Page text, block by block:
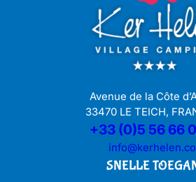
Avenue de la Côte
33470 LE TEICH,
+33 (0)5 56 66
SNELLE